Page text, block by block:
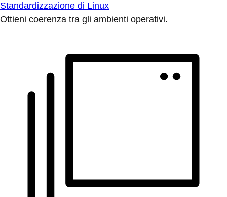
Standardizzazione di Linux
Ottieni coerenza tra gli ambienti operativi.